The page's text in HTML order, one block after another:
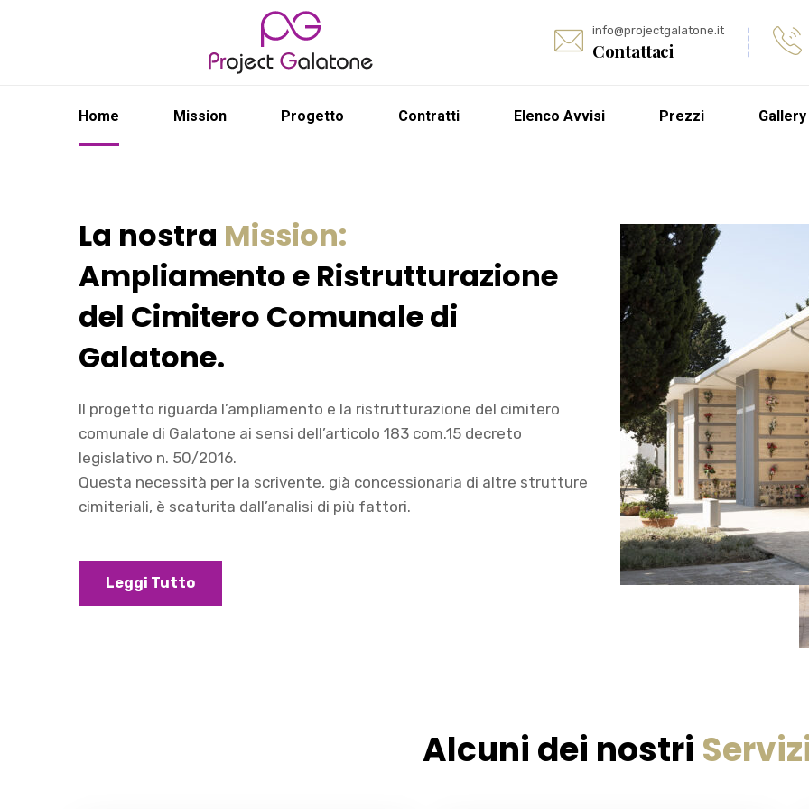
info@projectgalatone.it
Contattaci
Home Mission Progetto Contratti Elenco Avvisi Prezzi Gallery
La nostra Mission:
Ampliamento e Ristrutturazione
del Cimitero Comunale di
Galatone.
Il progetto riguarda l’ampliamento e la ristrutturazione del cimitero
comunale di Galatone ai sensi dell’articolo 183 com.15 decreto
legislativo n. 50/2016.
Questa necessità per la scrivente, già concessionaria di altre strutture
cimiteriali, è scaturita dall’analisi di più fattori.
Leggi Tutto
Alcuni dei nostri